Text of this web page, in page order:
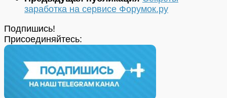
заработка на сервисе Форумок.ру
Подпишись!
Присоединяйтесь: